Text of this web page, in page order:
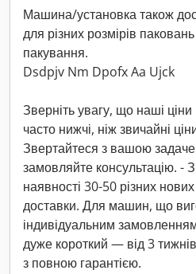
Машина/установка також
для різних розмірів
пакування.
Dsdpjv Nm Dpofx Aa Ujck
Зверніть увагу, що наші
часто нижчі, ніж звичайні
Звертайтеся з вашою
замовляйте консультацію. -
наявності 30-50 різних
доставки. Для машин, що
індивідуальним
дуже короткий — від 3
з повною гарантією.